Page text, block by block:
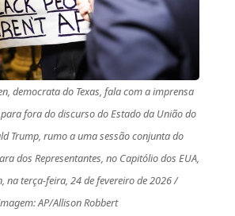
democrata do Texas, fala com a imprensa
fora do discurso do Estado da União do
Trump, rumo a uma sessão conjunta do
dos Representantes, no Capitólio dos EUA,
na terça-feira, 24 de fevereiro de 2026 /
AP/Allison Robbert